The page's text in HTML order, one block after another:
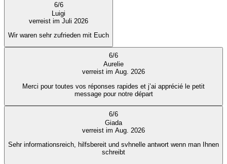
6/6
Luigi
verreist im Juli 2026
Wir waren sehr zufrieden mit Euch
6/6
Aurelie
verreist im Aug. 2026
Merci pour toutes vos réponses rapides et j’ai apprécié le petit
message pour notre départ
6/6
Giada
verreist im Aug. 2026
Sehr informationsreich, hilfsbereit und svhnelle antwort wenn man Ihnen
schreibt